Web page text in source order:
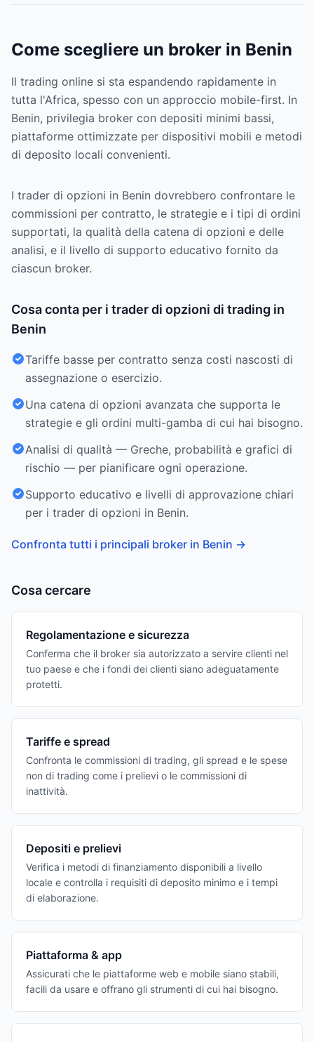
Come scegliere un broker in Benin
Il trading online si sta espandendo rapidamente in
tutta l'Africa, spesso con un approccio mobile-first. In
Benin, privilegia broker con depositi minimi bassi,
piattaforme ottimizzate per dispositivi mobili e metodi
di deposito locali convenienti.
I trader di opzioni in Benin dovrebbero confrontare le
commissioni per contratto, le strategie e i tipi di ordini
supportati, la qualità della catena di opzioni e delle
analisi, e il livello di supporto educativo fornito da
ciascun broker.
Cosa conta per i trader di opzioni di trading in
Benin
Tariffe basse per contratto senza costi nascosti di
assegnazione o esercizio.
Una catena di opzioni avanzata che supporta le
strategie e gli ordini multi-gamba di cui hai bisogno.
Analisi di qualità — Greche, probabilità e grafici di
rischio — per pianificare ogni operazione.
Supporto educativo e livelli di approvazione chiari
per i trader di opzioni in Benin.
Confronta tutti i principali broker in Benin →
Cosa cercare
Regolamentazione e sicurezza
Conferma che il broker sia autorizzato a servire clienti nel
tuo paese e che i fondi dei clienti siano adeguatamente
protetti.
Tariffe e spread
Confronta le commissioni di trading, gli spread e le spese
non di trading come i prelievi o le commissioni di
inattività.
Depositi e prelievi
Verifica i metodi di finanziamento disponibili a livello
locale e controlla i requisiti di deposito minimo e i tempi
di elaborazione.
Piattaforma & app
Assicurati che le piattaforme web e mobile siano stabili,
facili da usare e offrano gli strumenti di cui hai bisogno.